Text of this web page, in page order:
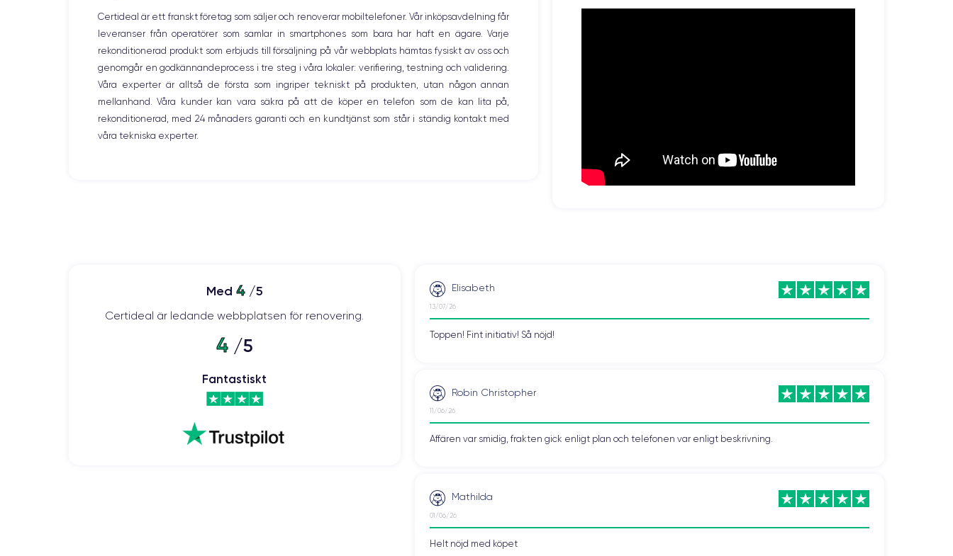
Certideal är ett franskt företag som säljer och renoverar mobiltelefoner. Vår inköpsavdelning får
leveranser från operatörer som samlar in smartphones som bara har haft en ägare. Varje
rekonditionerad produkt som erbjuds till försäljning på vår webbplats hämtas fysiskt av oss och
genomgår en godkännandeprocess i tre steg i våra lokaler: verifiering, testning och validering.
Våra experter är alltså de första som ingriper tekniskt på produkten, utan någon annan
mellanhand. Våra kunder kan vara säkra på att de köper en telefon som de kan lita på,
rekonditionerad, med 24 månaders garanti och en kundtjänst som står i ständig kontakt med
våra tekniska experter.
Med 4/5
Certideal är ledande webbplatsen för renovering.
4/5
Fantastiskt
Elisabeth
13/07/26
Toppen! Fint initiativ! Så nöjd!
Robin Christopher
11/06/26
Affären var smidig, frakten gick enligt plan och telefonen var enligt beskrivning.
Mathilda
01/06/26
Helt nöjd med köpet